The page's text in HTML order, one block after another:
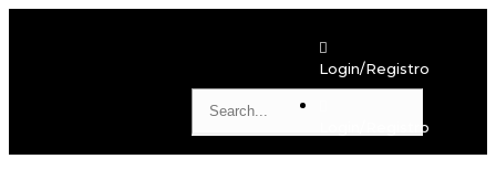
Login/Registro
Login/Registro